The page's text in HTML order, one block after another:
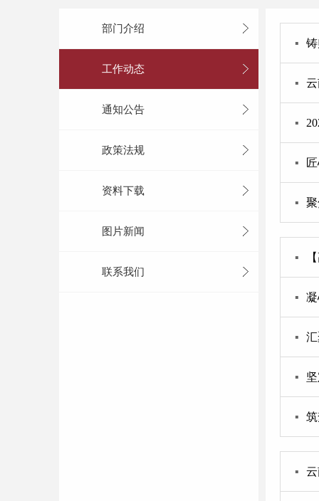
部门介绍
工作动态
通知公告
政策法规
资料下载
图片新闻
联系我们
▪
▪
▪
▪
▪
▪
▪
▪
▪
▪
▪